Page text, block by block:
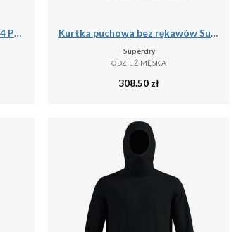
Męskie Skarpety Termiczne - 4 Pary - Czarne Kurtka puchowa bez rękawów Superdry Fuji Lite
Superdry
ODZIEŻ MĘSKA
308.50 zł